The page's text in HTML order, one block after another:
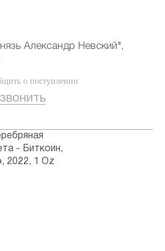
Александр Невский",
о поступлении